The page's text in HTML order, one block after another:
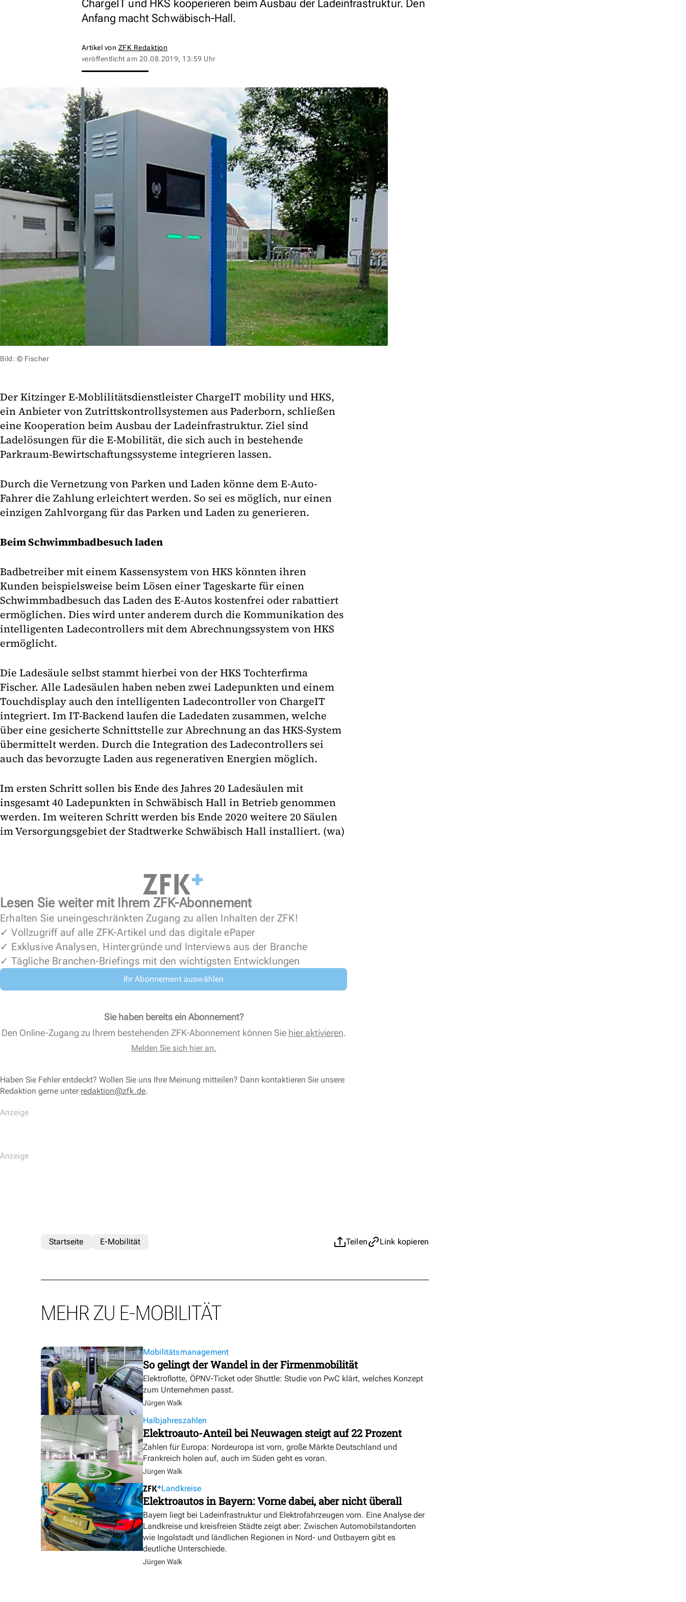
ChargeIT und HKS kooperieren beim Ausbau der Ladeinfrastruktur. Den
Anfang macht Schwäbisch-Hall.
Artikel von ZFK Redaktion
veröffentlicht am 20.08.2019, 13:59 Uhr
Bild: © Fischer
Der Kitzinger E-Moblilitätsdienstleister ChargeIT mobility und HKS,
ein Anbieter von Zutrittskontrollsystemen aus Paderborn, schließen
eine Kooperation beim Ausbau der Ladeinfrastruktur. Ziel sind
Ladelösungen für die E-Mobilität, die sich auch in bestehende
Parkraum-Bewirtschaftungssysteme integrieren lassen.
Durch die Vernetzung von Parken und Laden könne dem E-Auto-
Fahrer die Zahlung erleichtert werden. So sei es möglich, nur einen
einzigen Zahlvorgang für das Parken und Laden zu generieren.
Beim Schwimmbadbesuch laden
Badbetreiber mit einem Kassensystem von HKS könnten ihren
Kunden beispielsweise beim Lösen einer Tageskarte für einen
Schwimmbadbesuch das Laden des E-Autos kostenfrei oder rabattiert
ermöglichen. Dies wird unter anderem durch die Kommunikation des
intelligenten Ladecontrollers mit dem Abrechnungssystem von HKS
ermöglicht.
Die Ladesäule selbst stammt hierbei von der HKS Tochterfirma
Fischer. Alle Ladesäulen haben neben zwei Ladepunkten und einem
Touchdisplay auch den intelligenten Ladecontroller von ChargeIT
integriert. Im IT-Backend laufen die Ladedaten zusammen, welche
über eine gesicherte Schnittstelle zur Abrechnung an das HKS-System
übermittelt werden. Durch die Integration des Ladecontrollers sei
auch das bevorzugte Laden aus regenerativen Energien möglich.
Im ersten Schritt sollen bis Ende des Jahres 20 Ladesäulen mit
insgesamt 40 Ladepunkten in Schwäbisch Hall in Betrieb genommen
werden. Im weiteren Schritt werden bis Ende 2020 weitere 20 Säulen
im Versorgungsgebiet der Stadtwerke Schwäbisch Hall installiert. (wa)
Lesen Sie weiter mit Ihrem ZFK-Abonnement
Erhalten Sie uneingeschränkten Zugang zu allen Inhalten der ZFK!
✓ Vollzugriff auf alle ZFK-Artikel und das digitale ePaper
✓ Exklusive Analysen, Hintergründe und Interviews aus der Branche
✓ Tägliche Branchen-Briefings mit den wichtigsten Entwicklungen
Ihr Abonnement auswählen
Sie haben bereits ein Abonnement?
Den Online-Zugang zu Ihrem bestehenden ZFK-Abonnement können Sie hier aktivieren.
Melden Sie sich hier an.
Haben Sie Fehler entdeckt? Wollen Sie uns Ihre Meinung mitteilen? Dann kontaktieren Sie unsere
Redaktion gerne unter redaktion@zfk.de.
Teilen Link kopieren
Startseite E-Mobilität
MEHR ZU E-MOBILITÄT
Mobilitätsmanagement
So gelingt der Wandel in der Firmenmobilität
Elektroflotte, ÖPNV-Ticket oder Shuttle: Studie von PwC klärt, welches Konzept
zum Unternehmen passt.
Jürgen Walk
Halbjahreszahlen
Elektroauto-Anteil bei Neuwagen steigt auf 22 Prozent
Zahlen für Europa: Nordeuropa ist vorn, große Märkte Deutschland und
Frankreich holen auf, auch im Süden geht es voran.
Jürgen Walk
Landkreise
Elektroautos in Bayern: Vorne dabei, aber nicht überall
Bayern liegt bei Ladeinfrastruktur und Elektrofahrzeugen vorn. Eine Analyse der
Landkreise und kreisfreien Städte zeigt aber: Zwischen Automobilstandorten
wie Ingolstadt und ländlichen Regionen in Nord- und Ostbayern gibt es
deutliche Unterschiede.
Jürgen Walk